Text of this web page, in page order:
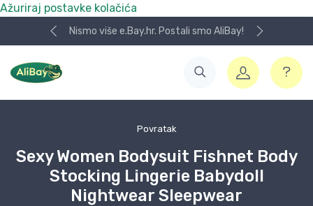
Ažuriraj postavke kolačića
Nismo više e.Bay.hr. Postali smo AliBay!
Povratak
Sexy Women Bodysuit Fishnet Body
Stocking Lingerie Babydoll
Nightwear Sleepwear